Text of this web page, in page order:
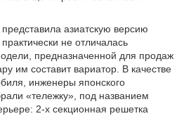
азиатскую версию
не отличалась
предназначенной для продаж
им составит вариатор. В качестве
инженеры японского
«тележку», под названием
2-х секционная решетка